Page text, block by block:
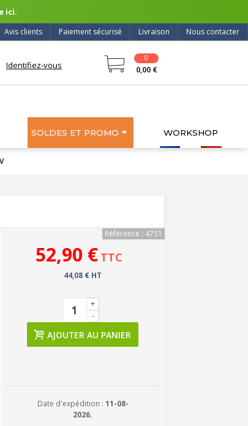
ici.
Nous contacter
Livraison
Paiement sécurisé
Avis clients
Identifiez-vous
0
0,00 €
SOLDES ET PROMO WORKSHOP
Référence : 4751
52,90 € TTC
44,08 € HT
-
+
AJOUTER AU PANIER
Date d'expédition : 11-08-
2026.